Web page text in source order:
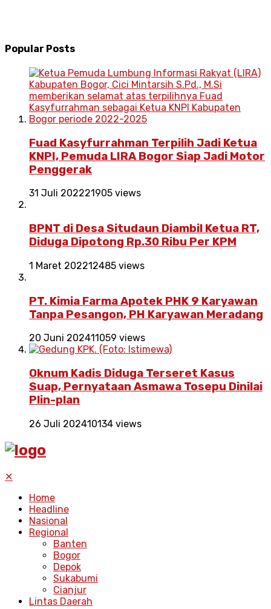
Popular Posts
Fuad Kasyfurrahman Terpilih Jadi Ketua
KNPI, Pemuda LIRA Bogor Siap Jadi Motor
Penggerak
31 Juli 202221905 views
BPNT di Desa Situdaun Diambil Ketua RT,
Diduga Dipotong Rp.30 Ribu Per KPM
1 Maret 202212485 views
PT. Kimia Farma Apotek PHK 9 Karyawan
Tanpa Pesangon, PH Karyawan Meradang
20 Juni 202411059 views
Oknum Kadis Diduga Terseret Kasus
Suap, Pernyataan Asmawa Tosepu Dinilai
Plin-plan
26 Juli 202410134 views
✕
Home
Headline
Nasional
Regional
Banten
Bogor
Depok
Sukabumi
Cianjur
Lintas Daerah